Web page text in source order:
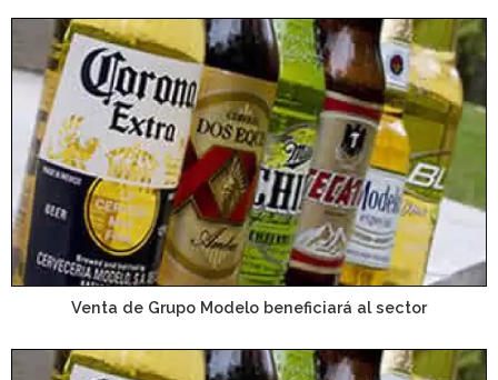
Venta de Grupo Modelo beneficiará al sector